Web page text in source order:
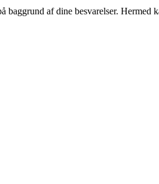
baggrund af dine besvarelser.